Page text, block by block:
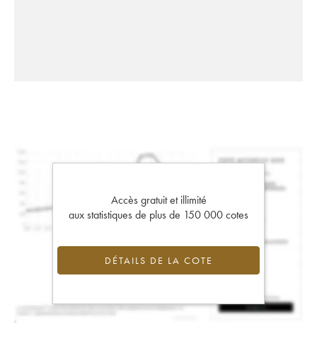
Accès gratuit et illimité
aux statistiques de plus de 150 000 cotes
DÉTAILS DE LA COTE